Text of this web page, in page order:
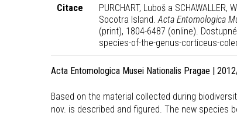
Citace
PURCHART, Luboš a
Socotra Island.Acta Entomologica
(print), 1804-6487 (online).
species-of-the-genus-corticeus-
Acta Entomologica Musei Nationalis Pragae |
Based on the material collected during
nov. is described and figured. The new species